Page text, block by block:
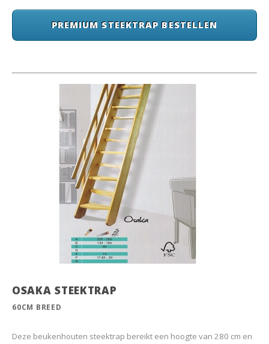
PREMIUM STEEKTRAP BESTELLEN
OSAKA STEEKTRAP
60CM BREED
Deze beukenhouten steektrap bereikt een hoogte van 280 cm en